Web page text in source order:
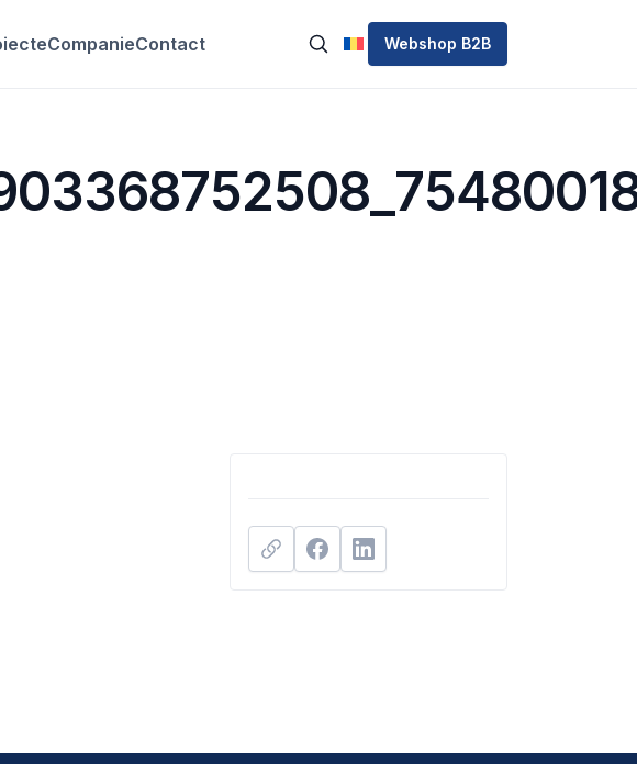
CompanieContact Webshop B2B